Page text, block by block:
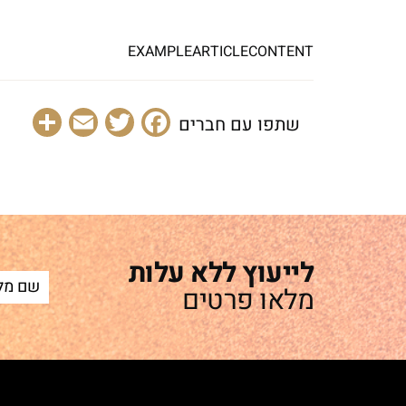
EXAMPLEARTICLECONTENT
שתפו עם חברים Facebook
Twitter
לייעוץ ללא עלות
מלאו פרטים